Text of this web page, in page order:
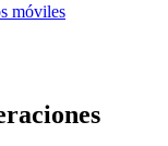
móviles